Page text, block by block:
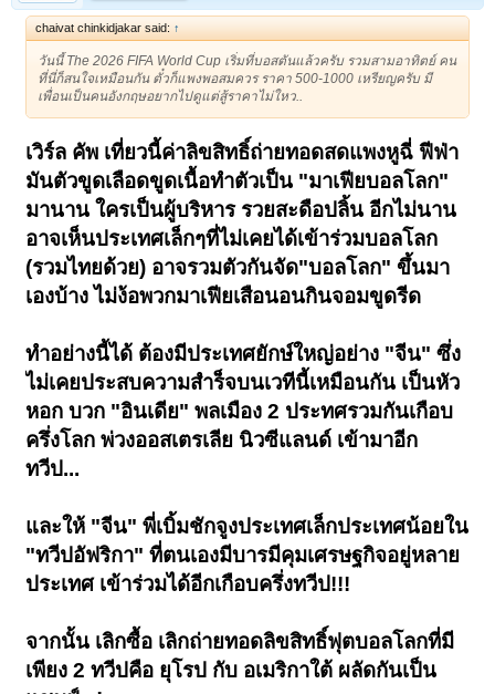
chaivat chinkidjakar said: ↑
วันนี้ The 2026 FIFA World Cup เริ่มที่บอสตันแล้วครับ รวมสามอาทิตย์ คน
ที่นี่ก็สนใจเหมือนกัน ตั๋วก็แพงพอสมควร ราคา 500-1000 เหรียญครับ มี
เพื่อนเป็นคนอังกฤษอยากไปดูแต่สู้ราคาไม่ใหว..
เวิร์ล คัพ เที่ยวนี้ค่าลิขสิทธิ์ถ่ายทอดสดแพงหูฉี่ ฟีฟ่า
มันตัวขูดเลือดขูดเนื้อทำตัวเป็น "มาเฟียบอลโลก"
มานาน ใครเป็นผู้บริหาร รวยสะดือปลิ้น อีกไม่นาน
อาจเห็นประเทศเล็กๆที่ไม่เคยได้เข้าร่วมบอลโลก
(รวมไทยด้วย) อาจรวมตัวกันจัด"บอลโลก" ขึ้นมา
เองบ้าง ไม่ง้อพวกมาเฟียเสือนอนกินจอมขูดรีด
ทำอย่างนี้ได้ ต้องมีประเทศยักษ์ใหญ่อย่าง "จีน" ซึ่ง
ไม่เคยประสบความสำร็จบนเวทีนี้เหมือนกัน เป็นหัว
หอก บวก "อินเดีย" พลเมือง 2 ประทศรวมกันเกือบ
ครึ่งโลก พ่วงออสเตรเลีย นิวซีแลนด์ เข้ามาอีก
ทวีป...
และให้ "จีน" พี่เบิ้มชักจูงประเทศเล็กประเทศน้อยใน
"ทวีปอัฟริกา" ที่ตนเองมีบารมีคุมเศรษฐกิจอยู่หลาย
ประเทศ เข้าร่วมได้อีกเกือบครึ่งทวีป!!!
จากนั้น เลิกซื้อ เลิกถ่ายทอดลิขสิทธิ์ฟุตบอลโลกที่มี
เพียง 2 ทวีปคือ ยุโรป กับ อเมริกาใต้ ผลัดกันเป็น